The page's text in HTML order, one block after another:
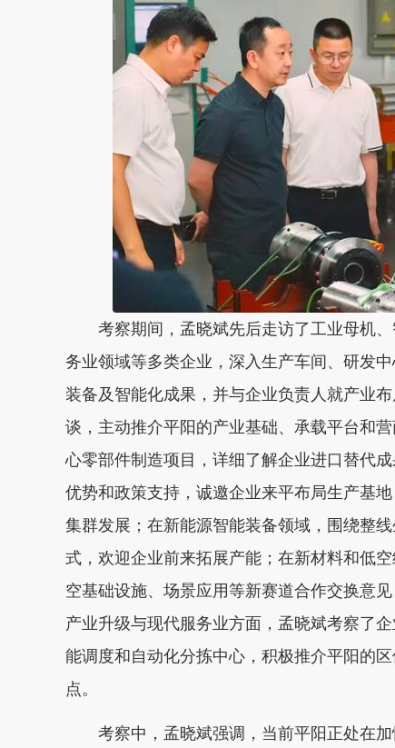
考察期间，孟晓斌先后走访了工业母机
务业领域等多类企业，深入生产车间、研发
装备及智能化成果，并与企业负责人就产业
谈，主动推介平阳的产业基础、承载平台和
心零部件制造项目，详细了解企业进口替代
优势和政策支持，诚邀企业来平布局生产基地
集群发展；在新能源智能装备领域，围绕整
式，欢迎企业前来拓展产能；在新材料和低
空基础设施、场景应用等新赛道合作交换意
产业升级与现代服务业方面，孟晓斌考察了
能调度和自动化分拣中心，积极推介平阳的
点。
考察中，孟晓斌强调，当前平阳正处在